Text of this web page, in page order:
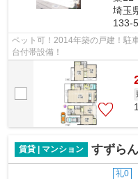
埼玉
133-5
ペット可！2014年築の戸建！駐
台付帯設備！
賃貸 | マンション すずら
礼0